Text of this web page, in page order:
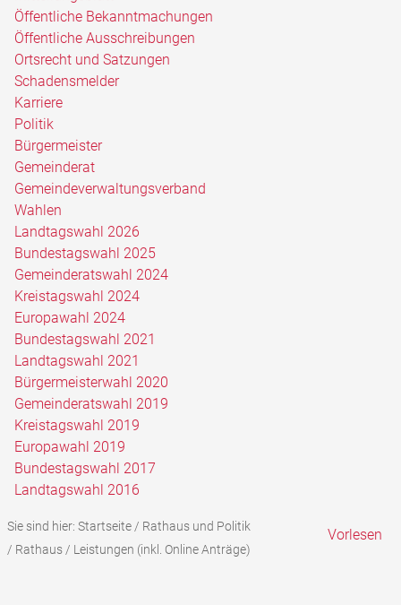
Öffentliche Bekanntmachungen
Öffentliche Ausschreibungen
Ortsrecht und Satzungen
Schadensmelder
Karriere
Politik
Bürgermeister
Gemeinderat
Gemeindeverwaltungsverband
Wahlen
Landtagswahl 2026
Bundestagswahl 2025
Gemeinderatswahl 2024
Kreistagswahl 2024
Europawahl 2024
Bundestagswahl 2021
Landtagswahl 2021
Bürgermeisterwahl 2020
Gemeinderatswahl 2019
Kreistagswahl 2019
Europawahl 2019
Bundestagswahl 2017
Landtagswahl 2016
Sie sind hier: Startseite/ Rathaus und Politik
/ Rathaus/ Leistungen (inkl. Online Anträge)
Vorlesen